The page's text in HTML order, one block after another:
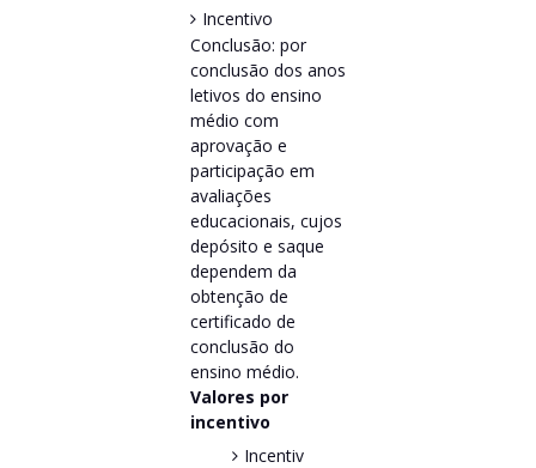
Incentivo
Conclusão: por
conclusão dos anos
letivos do ensino
médio com
aprovação e
participação em
avaliações
educacionais, cujos
depósito e saque
dependem da
obtenção de
certificado de
conclusão do
ensino médio.
Valores por
incentivo
Incentiv